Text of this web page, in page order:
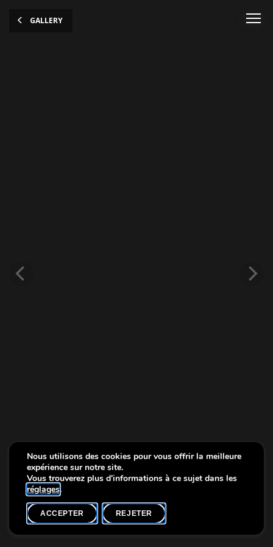
GALLERY
Nous utilisons des cookies pour vous offrir la meilleure
expérience sur notre site.
Vous trouverez plus d'informations à ce sujet dans les
réglages.
ACCEPTER REJETER